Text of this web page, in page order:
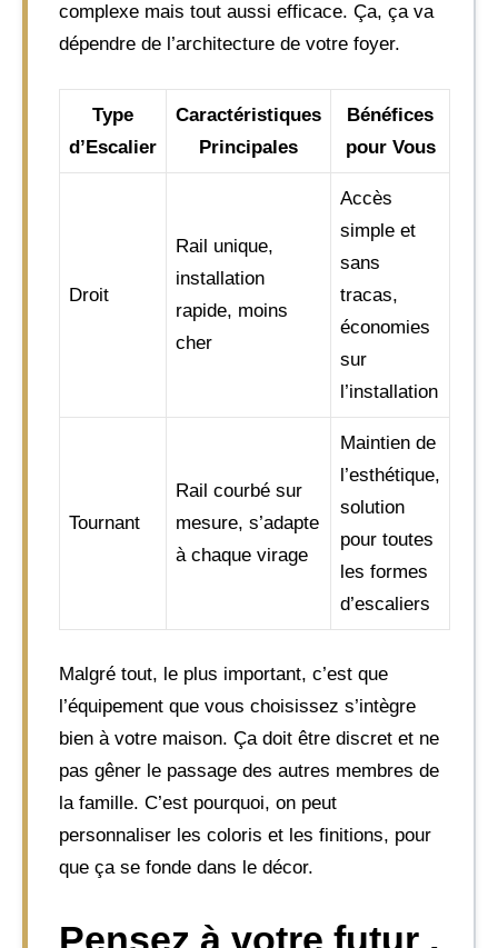
complexe mais tout aussi efficace. Ça, ça va
dépendre de l’architecture de votre foyer.
Type
d’Escalier
Caractéristiques
Principales
Bénéfices
pour Vous
Droit
Rail unique,
installation
rapide, moins
cher
Accès
simple et
sans
tracas,
économies
sur
l’installation
Tournant
Rail courbé sur
mesure, s’adapte
à chaque virage
Maintien de
l’esthétique,
solution
pour toutes
les formes
d’escaliers
Malgré tout, le plus important, c’est que
l’équipement que vous choisissez s’intègre
bien à votre maison. Ça doit être discret et ne
pas gêner le passage des autres membres de
la famille. C’est pourquoi, on peut
personnaliser les coloris et les finitions, pour
que ça se fonde dans le décor.
Pensez à votre futur ,